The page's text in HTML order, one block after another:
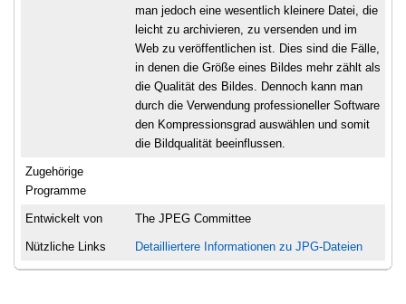
man jedoch eine wesentlich kleinere Datei, die
leicht zu archivieren, zu versenden und im
Web zu veröffentlichen ist. Dies sind die Fälle,
in denen die Größe eines Bildes mehr zählt als
die Qualität des Bildes. Dennoch kann man
durch die Verwendung professioneller Software
den Kompressionsgrad auswählen und somit
die Bildqualität beeinflussen.
Zugehörige
Programme
Entwickelt von The JPEG Committee
Nützliche Links Detailliertere Informationen zu JPG-Dateien